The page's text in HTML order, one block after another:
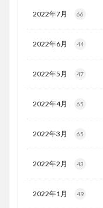
2022年7月 66
2022年6月 44
2022年5月 47
2022年4月 65
2022年3月 65
2022年2月 43
2022年1月 49